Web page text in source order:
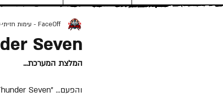
Seven
FaceOff - עימות חזיתי
המלצת המערכת...
והפעם... "Thunder Seven", אלבום האולפן השביעי של "Triumph" ששוחרר ב- 10 לנובמבר 1984.